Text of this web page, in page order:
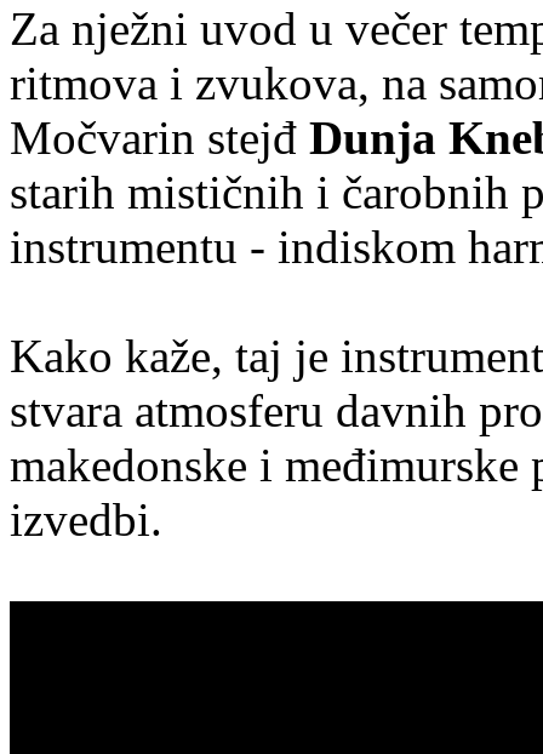
Za nježni uvod u večer
ritmova i zvukova, na
Močvarin stejđ Dunja
starih mističnih i čarobnih
instrumentu - indiskom
Kako kaže, taj je
stvara atmosferu davnih
makedonske i
izvedbi.